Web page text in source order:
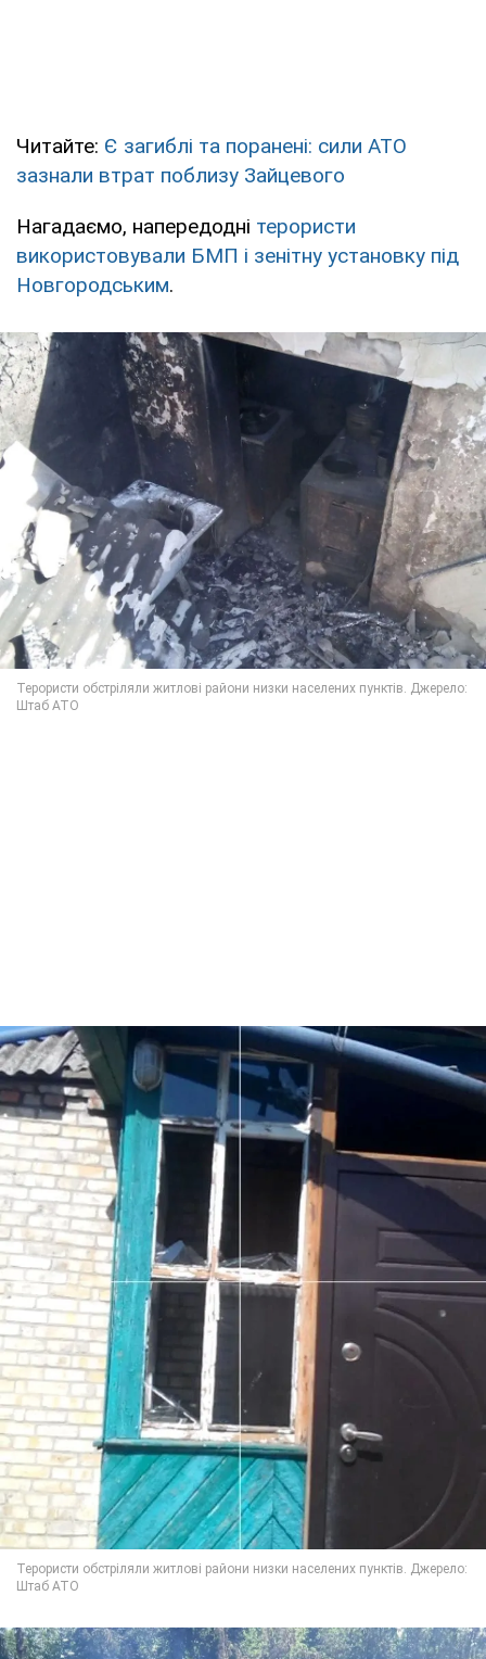
Читайте: Є загиблі та поранені: сили АТО
зазнали втрат поблизу Зайцевого
Нагадаємо, напередодні терористи
використовували БМП і зенітну установку під
Новгородським.